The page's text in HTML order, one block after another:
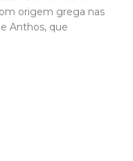
origem grega nas
Anthos, que